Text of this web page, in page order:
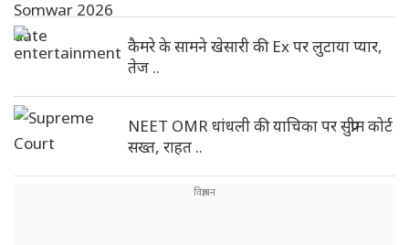
कैमरे के सामने खेसारी की Ex पर लुटाया प्यार,
तेज ..
NEET OMR धांधली की याचिका पर सुप्रीम कोर्ट
सख्त, राहत ..